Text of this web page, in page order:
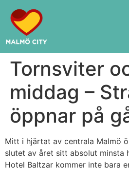
Tornsviter
middag –
öppnar på
Mitt i hjärtat av centrala Malmö
slutet av året sitt absolut minsta
Hotel Baltzar kommer inte bara